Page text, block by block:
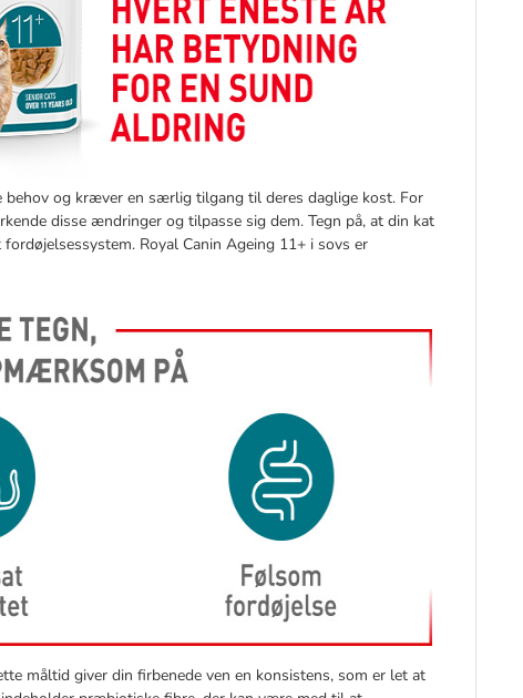
og kræver en særlig tilgang til deres daglige kost. For
disse ændringer og tilpasse sig dem. Tegn på, at din kat
Royal Canin Ageing 11+ i sovs er
måltid giver din firbenede ven en konsistens, som er let at